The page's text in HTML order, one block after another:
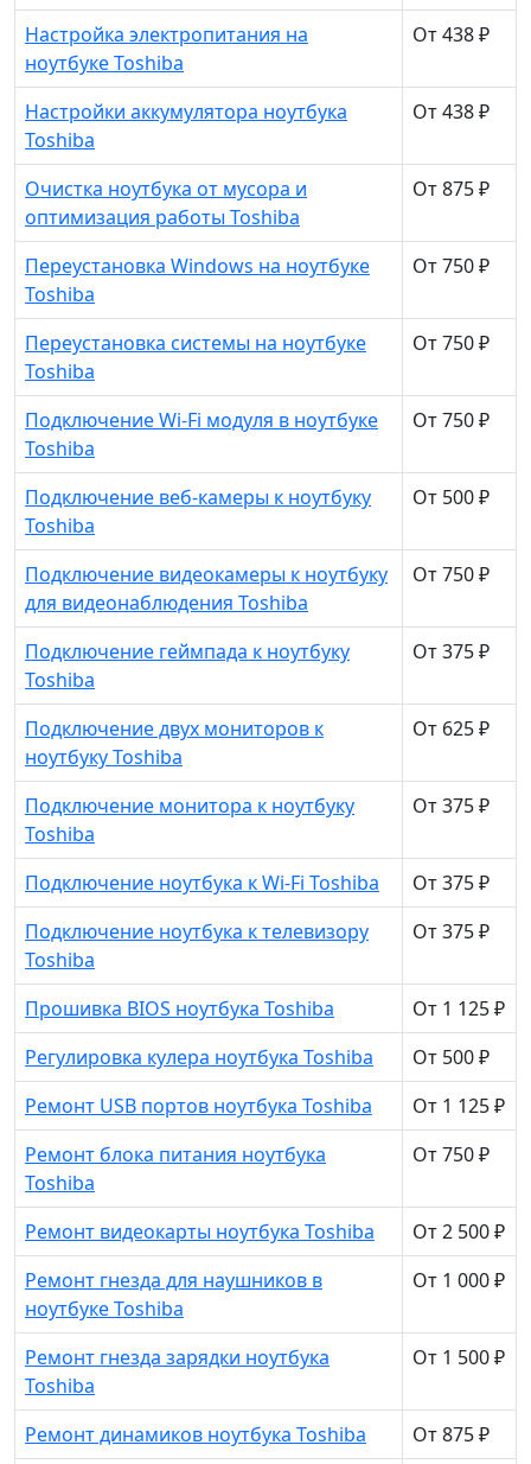
Настройка электропитания на
ноутбуке Toshiba
От 438 ₽
Настройки аккумулятора ноутбука
Toshiba
От 438 ₽
Очистка ноутбука от мусора и
оптимизация работы Toshiba
От 875 ₽
Переустановка Windows на ноутбуке
Toshiba
От 750 ₽
Переустановка системы на ноутбуке
Toshiba
От 750 ₽
Подключение Wi-Fi модуля в ноутбуке
Toshiba
От 750 ₽
Подключение веб-камеры к ноутбуку
Toshiba
От 500 ₽
Подключение видеокамеры к ноутбуку
для видеонаблюдения Toshiba
От 750 ₽
Подключение геймпада к ноутбуку
Toshiba
От 375 ₽
Подключение двух мониторов к
ноутбуку Toshiba
От 625 ₽
Подключение монитора к ноутбуку
Toshiba
От 375 ₽
Подключение ноутбука к Wi-Fi Toshiba
От 375 ₽
Подключение ноутбука к телевизору
Toshiba
От 375 ₽
Прошивка BIOS ноутбука Toshiba
От 1 125 ₽
Регулировка кулера ноутбука Toshiba
От 500 ₽
Ремонт USB портов ноутбука Toshiba
От 1 125 ₽
Ремонт блока питания ноутбука
Toshiba
От 750 ₽
Ремонт видеокарты ноутбука Toshiba
От 2 500 ₽
Ремонт гнезда для наушников в
ноутбуке Toshiba
От 1 000 ₽
Ремонт гнезда зарядки ноутбука
Toshiba
От 1 500 ₽
Ремонт динамиков ноутбука Toshiba
От 875 ₽